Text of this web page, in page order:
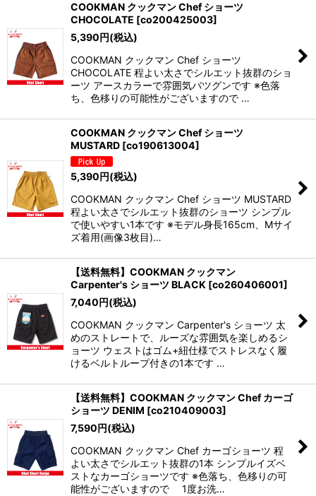
COOKMAN クックマン Chef ショーツ
CHOCOLATE [co200425003]
5,390円(税込)
COOKMAN クックマン Chef ショーツ
CHOCOLATE 程よい太さでシルエット抜群のショ
ーツ アースカラーで雰囲気バツグンです ※色落
ち、色移りの可能性がございますので …
COOKMAN クックマン Chef ショーツ
MUSTARD [co190613004]
5,390円(税込)
COOKMAN クックマン Chef ショーツ MUSTARD
程よい太さでシルエット抜群のショーツ シンプル
で使いやすい1本です ※モデル身長165cm、Mサイ
ズ着用(画像3枚目)…
【送料無料】COOKMAN クックマン
Carpenter's ショーツ BLACK [co260406001]
7,040円(税込)
COOKMAN クックマン Carpenter's ショーツ 太
めのストレートで、ルーズな雰囲気を楽しめるシ
ョーツ ウェストはゴム+紐仕様でストレスなく履
けるベルトループ付きの1本です …
【送料無料】COOKMAN クックマン Chef カーゴ
ショーツ DENIM [co210409003]
7,590円(税込)
COOKMAN クックマン Chef カーゴショーツ 程
よい太さでシルエット抜群の1本 シンプルイズベ
ストなカーゴショーツです ※色落ち、色移りの可
能性がございますので 1度お洗…